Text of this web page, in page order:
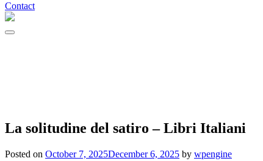
Contact
La solitudine del satiro – Libri Italiani
Posted on October 7, 2025December 6, 2025 by wpengine